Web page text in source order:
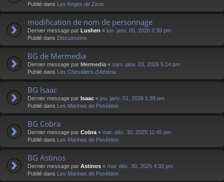
Publié dans Les Anges de Zeus
modification de nom de personnage
Dernier message par Lushen « lun. janv. 05, 2026 2:39 pm
Publié dans Discussions
BG de Mermedia
Dernier message par Mermedia « sam. janv. 03, 2026 5:14 pm
Publié dans Les Chevaliers d'Athéna
BG Isaac
Dernier message par Isaac « jeu. janv. 01, 2026 1:39 pm
Publié dans Les Marinas de Poséidon
BG Cobra
Dernier message par Cobra « mar. déc. 30, 2025 11:45 pm
Publié dans Les Marinas de Poséidon
BG Astinos
Dernier message par Astinos « mar. déc. 30, 2025 4:30 pm
Publié dans Les Marinas de Poséidon